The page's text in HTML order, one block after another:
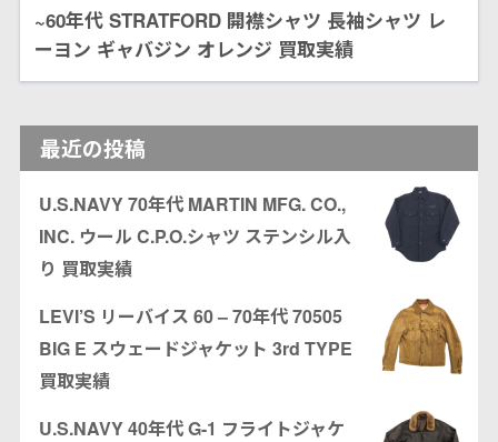
~60年代 STRATFORD 開襟シャツ 長袖シャツ レ
ーヨン ギャバジン オレンジ 買取実績
最近の投稿
U.S.NAVY 70年代 MARTIN MFG. CO.,
INC. ウール C.P.O.シャツ ステンシル入
り 買取実績
LEVI’S リーバイス 60 – 70年代 70505
BIG E スウェードジャケット 3rd TYPE
買取実績
U.S.NAVY 40年代 G-1 フライトジャケ